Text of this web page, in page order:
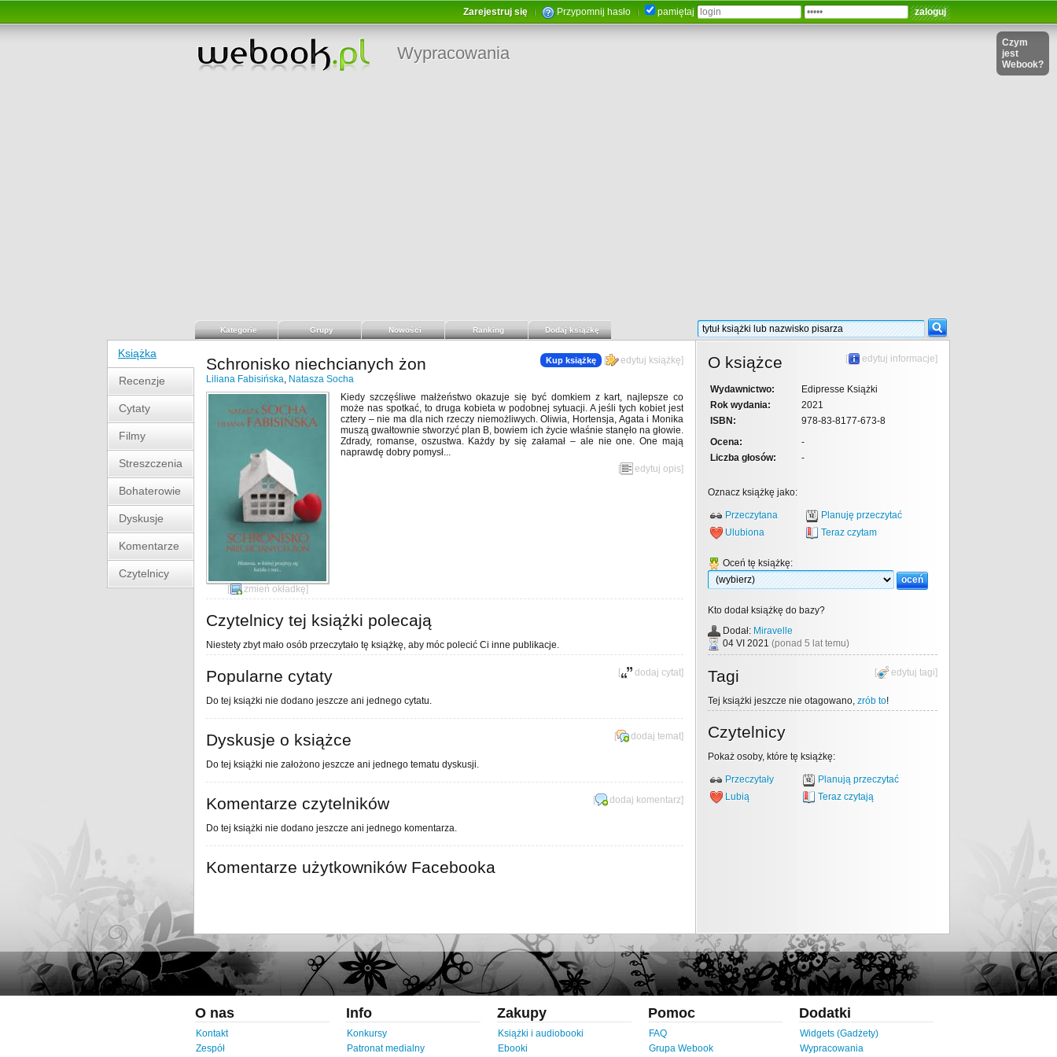
Zarejestruj się Przypomnij hasło pamiętaj
Wypracowania
Czym
jest
Webook?
Kategorie Grupy Nowości Ranking Dodaj książkę
Książka
Recenzje
Cytaty
Filmy
Streszczenia
Bohaterowie
Dyskusje
Komentarze
Czytelnicy
Kup książkę [ edytuj książkę]
Schronisko niechcianych żon
Liliana Fabisińska, Natasza Socha
[ zmień okładkę]
Kiedy szczęśliwe małżeństwo okazuje się być domkiem z kart, najlepsze co
może nas spotkać, to druga kobieta w podobnej sytuacji. A jeśli tych kobiet jest
cztery – nie ma dla nich rzeczy niemożliwych. Oliwia, Hortensja, Agata i Monika
muszą gwałtownie stworzyć plan B, bowiem ich życie właśnie stanęło na głowie.
Zdrady, romanse, oszustwa. Każdy by się załamał – ale nie one. One mają
naprawdę dobry pomysł...
[
edytuj opis]
Czytelnicy tej książki polecają
Niestety zbyt mało osób przeczytało tę książkę, aby móc polecić Ci inne publikacje.
[ dodaj cytat]
Popularne cytaty
Do tej książki nie dodano jeszcze ani jednego cytatu.
[ dodaj temat]
Dyskusje o książce
Do tej książki nie założono jeszcze ani jednego tematu dyskusji.
[ dodaj komentarz]
Komentarze czytelników
Do tej książki nie dodano jeszcze ani jednego komentarza.
Komentarze użytkowników Facebooka
[ edytuj informacje]
O książce
Wydawnictwo:
Edipresse Książki
Rok wydania:
2021
ISBN:
978-83-8177-673-8
Ocena:
-
Liczba głosów:
-
Oznacz książkę jako:
Przeczytana
Planuję przeczytać
Ulubiona
Teraz czytam
Oceń tę książkę:
Kto dodał książkę do bazy?
Dodał: Miravelle
04 VI 2021 (ponad 5 lat temu)
[ edytuj tagi]
Tagi
Tej książki jeszcze nie otagowano, zrób to!
Czytelnicy
Pokaż osoby, które tę książkę:
Przeczytały
Planują przeczytać
Lubią
Teraz czytają
O nas
Kontakt
Zespół
Info
Konkursy
Patronat medialny
Zakupy
Książki i audiobooki
Ebooki
Pomoc
FAQ
Grupa Webook
Dodatki
Widgets (Gadżety)
Wypracowania